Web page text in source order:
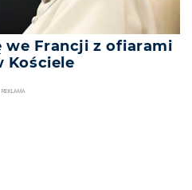
we Francji z ofiarami
Kościele
REKLAMA